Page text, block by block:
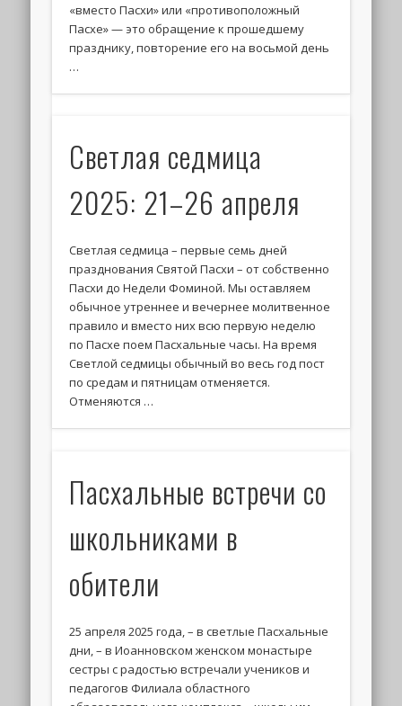
«вместо Пасхи» или «противоположный
Пасхе» — это обращение к прошедшему
празднику, повторение его на восьмой день
…
Светлая седмица
2025: 21–26 апреля
Светлая седмица – первые семь дней
празднования Святой Пасхи – от собственно
Пасхи до Недели Фоминой. Мы оставляем
обычное утреннее и вечернее молитвенное
правило и вместо них всю первую неделю
по Пасхе поем Пасхальные часы. На время
Светлой седмицы обычный во весь год пост
по средам и пятницам отменяется.
Отменяются …
Пасхальные встречи со
школьниками в
обители
25 апреля 2025 года, – в светлые Пасхальные
дни, – в Иоанновском женском монастыре
сестры с радостью встречали учеников и
педагогов Филиала областного